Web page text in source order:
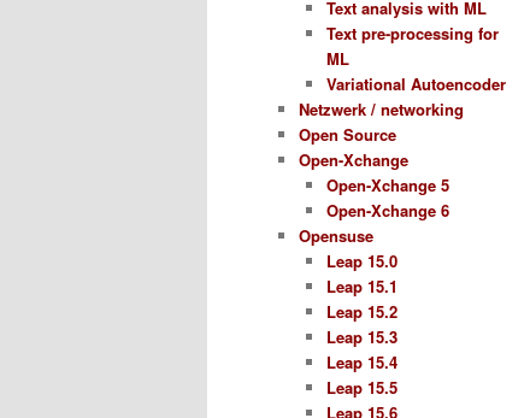
Text analysis with ML
Text pre-processing for
ML
Variational Autoencoder
Netzwerk / networking
Open Source
Open-Xchange
Open-Xchange 5
Open-Xchange 6
Opensuse
Leap 15.0
Leap 15.1
Leap 15.2
Leap 15.3
Leap 15.4
Leap 15.5
Leap 15.6